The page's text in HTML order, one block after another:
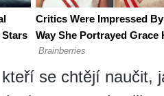
se chtějí naučit,